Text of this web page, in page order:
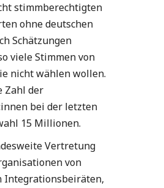
stimmberechtigten
ohne deutschen
Schätzungen
viele Stimmen von
nicht wählen wollen.
Zahl der
bei der letzten
15 Millionen.
Vertretung
von
Integrationsbeiräten,